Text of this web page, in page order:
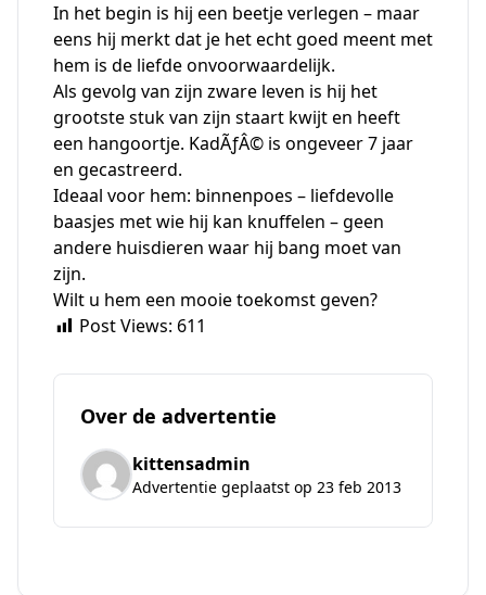
In het begin is hij een beetje verlegen – maar
eens hij merkt dat je het echt goed meent met
hem is de liefde onvoorwaardelijk.
Als gevolg van zijn zware leven is hij het
grootste stuk van zijn staart kwijt en heeft
een hangoortje. KadÃƒÂ© is ongeveer 7 jaar
en gecastreerd.
Ideaal voor hem: binnenpoes – liefdevolle
baasjes met wie hij kan knuffelen – geen
andere huisdieren waar hij bang moet van
zijn.
Wilt u hem een mooie toekomst geven?
Post Views: 611
Over de advertentie
kittensadmin
Advertentie geplaatst op 23 feb 2013